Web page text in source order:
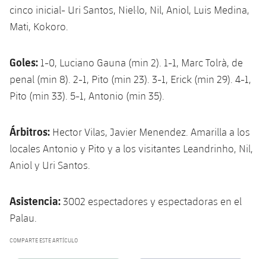
cinco inicial- Uri Santos, Niel·lo, Nil, Aniol, Luis Medina,
Mati, Kokoro.
Goles: 1-0, Luciano Gauna (min 2). 1-1, Marc Tolrà, de
penal (min 8). 2-1, Pito (min 23). 3-1, Erick (min 29). 4-1,
Pito (min 33). 5-1, Antonio (min 35).
Árbitros: Hector Vilas, Javier Menendez. Amarilla a los
locales Antonio y Pito y a los visitantes Leandrinho, Nil,
Aniol y Uri Santos.
Asistencia:3002 espectadores y espectadoras en el
Palau.
COMPARTE ESTE ARTÍCULO